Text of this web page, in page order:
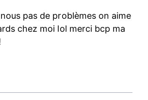
pas de problèmes on aime
chez moi lol merci bcp ma